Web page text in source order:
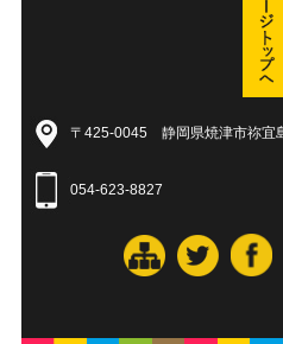
〒425-0045 静岡県焼津市祢宜
054-623-8827